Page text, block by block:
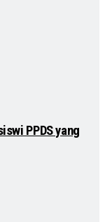
PPDS yang